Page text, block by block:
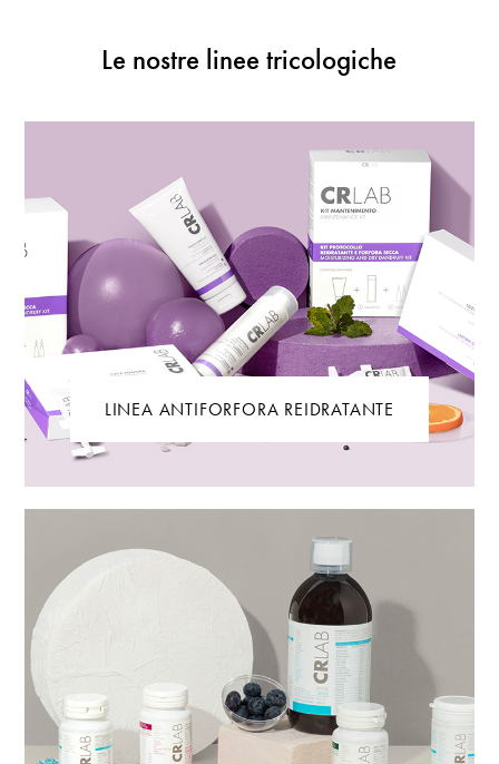
Le nostre linee tricologiche
LINEA ANTIFORFORA REIDRATANTE